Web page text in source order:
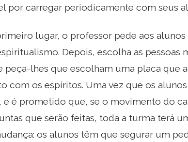
por carregar periodicamente com seus
lugar, o professor pede aos
Depois, escolha as pessoas
peça-lhes que escolham uma placa que
com os espíritos. Uma vez que os
e é prometido que, se o movimento do
que serão feitas, toda a turma terá
os alunos têm que segurar um